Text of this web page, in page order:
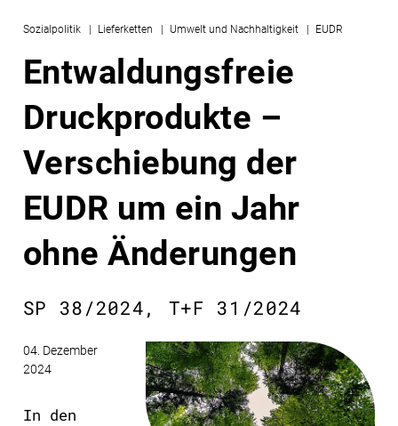
Sozialpolitik Lieferketten Umwelt und Nachhaltigkeit EUDR
Entwaldungsfreie
Druckprodukte –
Verschiebung der
EUDR um ein Jahr
ohne Änderungen
SP 38/2024, T+F 31/2024
04. Dezember
2024
In den